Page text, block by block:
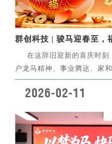
群创科技 | 骏马迎春至，
在这辞旧迎新的喜庆时
户龙马精神、事业腾达、家
2026-02-11